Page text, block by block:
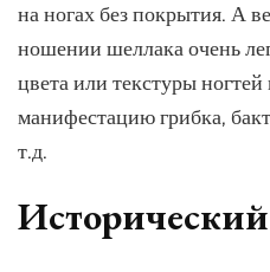
на ногах без покрытия. А
ношении шеллака очень
цвета или текстуры
манифестацию грибка,
т.д.